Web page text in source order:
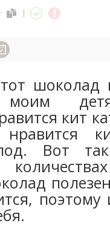
шоколад
моим
кит
Вот
поэтому